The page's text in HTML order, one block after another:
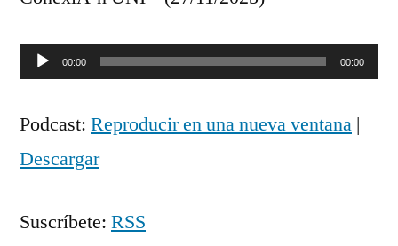
Reproductor
audio
00:00 00:00
Podcast: Reproducir en una nueva ventana |
Descargar
Suscríbete: RSS